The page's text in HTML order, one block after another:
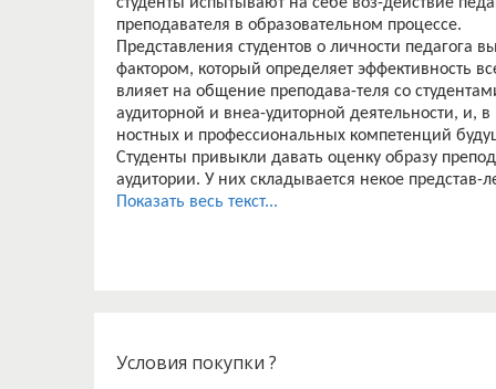
преподавателя в образовательном процессе.
Представления студентов о личности
фактором, который определяет эффективность
влияет на общение преподава-теля со
аудиторной и внеа-удиторной деятельности, и,
ностных и профессиональных компетенций
Студенты привыкли давать оценку образу
аудитории. У них складывается некое
преподаватель или неуспешный. Кроме того, у
Современный преподаватель высшей школы
информации, он должен быть педагогом,
Показать весь текст...
Условия покупки ?